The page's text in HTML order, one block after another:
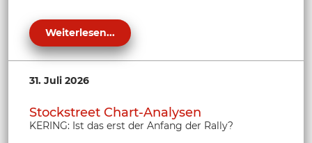
Weiterlesen...
31. Juli 2026
Stockstreet Chart-Analysen
KERING: Ist das erst der Anfang der Rally?